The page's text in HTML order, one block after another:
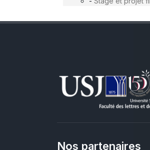
Nos partenaires